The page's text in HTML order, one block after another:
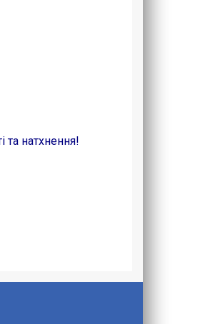
та натхнення!